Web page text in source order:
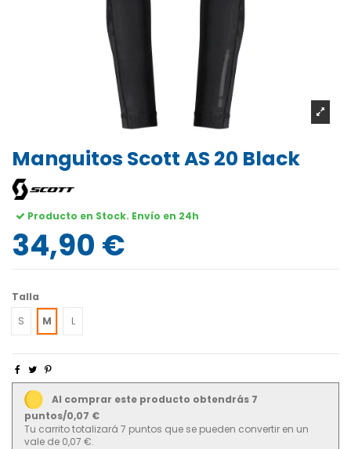
Manguitos Scott AS 20 Black
Producto en Stock. Envío en 24h
34,90 €
Talla
S
M L
Al comprar este producto obtendrás 7
puntos/0,07 €
Tu carrito totalizará 7 puntos que se pueden convertir en un
vale de 0,07 €.